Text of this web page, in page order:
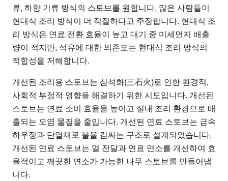
류, 하향 기류 방식의 스토브를 원합니다. 많은 사람들이
현대식 조리 방식이 더 적절하다고 주장합니다. 현대식 조
리 방식은 연료 전환 효율이 높고 대기 중 미세먼지 배출
량이 적지만, 석유에 대한 의존도는 현대식 조리 방식의
적합성을 저해합니다.
개선된 조리용 스토브는 삼석화(三石火)로 인한 환경적,
사회적 부정적 영향을 해결하기 위한 시도입니다. 개선된
스토브는 연료 소비 효율을 높이고 실내 조리 환경으로 배
출되는 오염 물질을 줄입니다. 개선된 연료 스토브는 금속
하우징과 단열재로 불을 감싸는 구조로 설계되었습니다.
개선된 연료 스토브는 열 전달과 연료 연소를 개선하여 효
율적이고 깨끗한 연소가 가능한 나무 스토브를 만들어냅
니다.